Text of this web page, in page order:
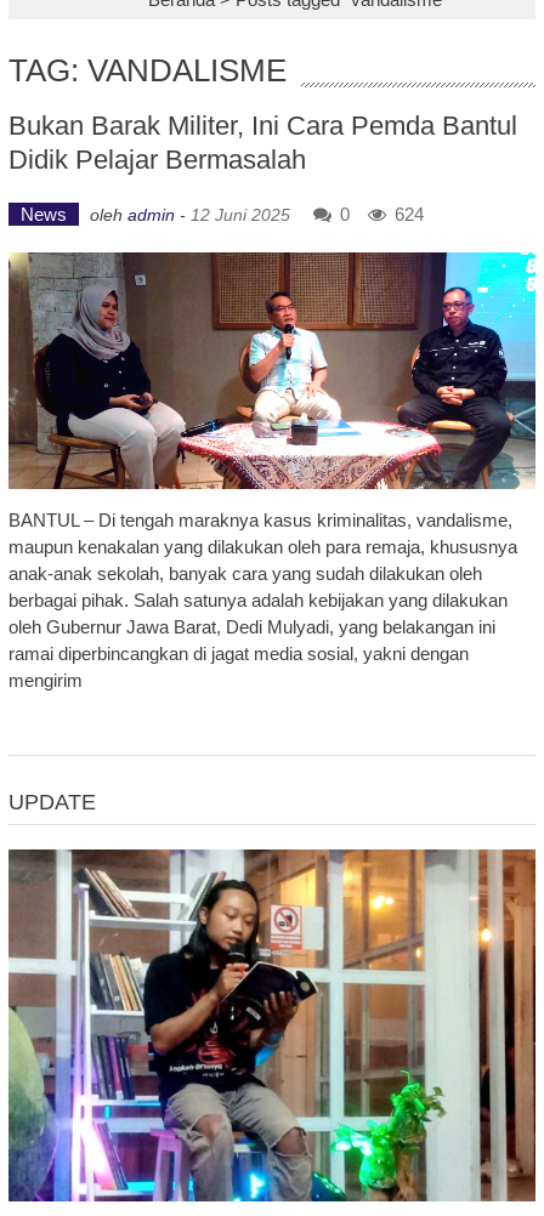
TAG: VANDALISME
Bukan Barak Militer, Ini Cara Pemda Bantul
Didik Pelajar Bermasalah
News oleh admin - 12 Juni 2025 0 624
BANTUL – Di tengah maraknya kasus kriminalitas, vandalisme,
maupun kenakalan yang dilakukan oleh para remaja, khususnya
anak-anak sekolah, banyak cara yang sudah dilakukan oleh
berbagai pihak. Salah satunya adalah kebijakan yang dilakukan
oleh Gubernur Jawa Barat, Dedi Mulyadi, yang belakangan ini
ramai diperbincangkan di jagat media sosial, yakni dengan
mengirim
UPDATE